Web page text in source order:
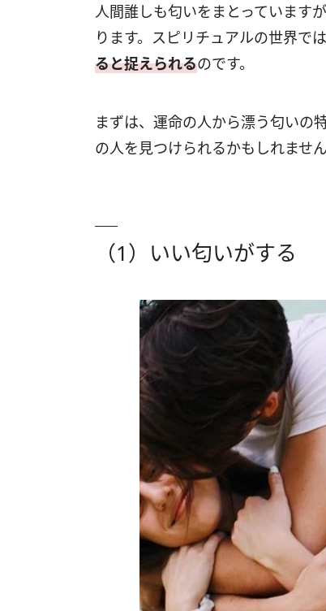
人間誰しも匂いをまとっています
ります。スピリチュアルの世界では
ると捉えられるのです。
まずは、運命の人から漂う匂いの
の人を見つけられるかもしれません
（1）いい匂いがする